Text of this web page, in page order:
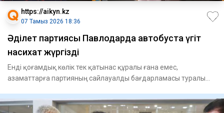
https://aikyn.kz
07 Тамыз 2026 18:36
Әділет партиясы Павлодарда автобуста үгіт
насихат жүргізді
Енді қоғамдық көлік тек қатынас құралы ғана емес,
азаматтарға партияның сайлауалды бағдарламасы туралы